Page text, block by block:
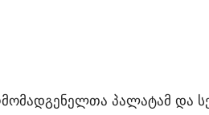
პალატამ და